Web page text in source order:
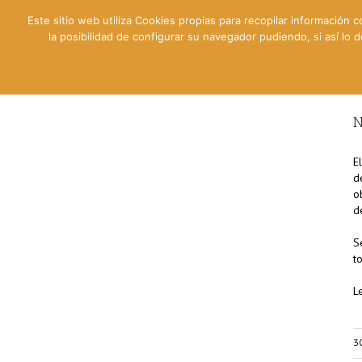
Este sitio web utiliza Cookies propias para recopilar información
la posibilidad de configurar su navegador pudiendo, si así lo